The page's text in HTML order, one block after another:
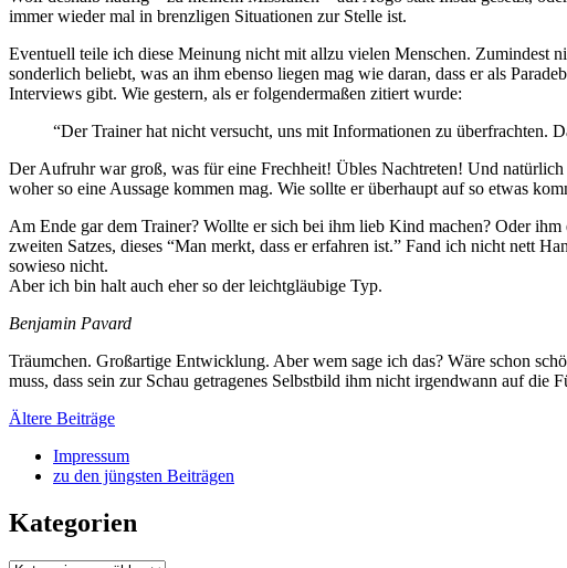
immer wieder mal in brenzligen Situationen zur Stelle ist.
Eventuell teile ich diese Meinung nicht mit allzu vielen Menschen. Zumindest
sonderlich beliebt, was an ihm ebenso liegen mag wie daran, dass er als
Interviews gibt. Wie gestern, als er folgendermaßen zitiert wurde:
“Der Trainer hat nicht versucht, uns mit Informationen zu überfrachten.
Der Aufruhr war groß, was für eine Frechheit! Übles Nachtreten! Und
woher so eine Aussage kommen mag. Wie sollte er überhaupt auf so etwas
Am Ende gar dem Trainer? Wollte er sich bei ihm lieb Kind machen? Oder
zweiten Satzes, dieses “Man merkt, dass er erfahren ist.” Fand ich nicht nett
sowieso nicht.
Aber ich bin halt auch eher so der leichtgläubige Typ.
Benjamin Pavard
Träumchen. Großartige Entwicklung. Aber wem sage ich das? Wäre schon
muss, dass sein zur Schau getragenes Selbstbild ihm nicht irgendwann auf die
Beitragsnavigation
Ältere Beiträge
Impressum
zu den jüngsten Beiträgen
Kategorien